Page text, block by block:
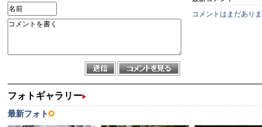
コメントはまだあり